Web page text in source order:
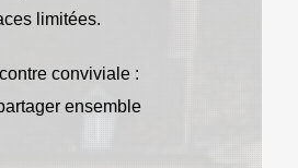
limitées.
conviviale :
ensemble